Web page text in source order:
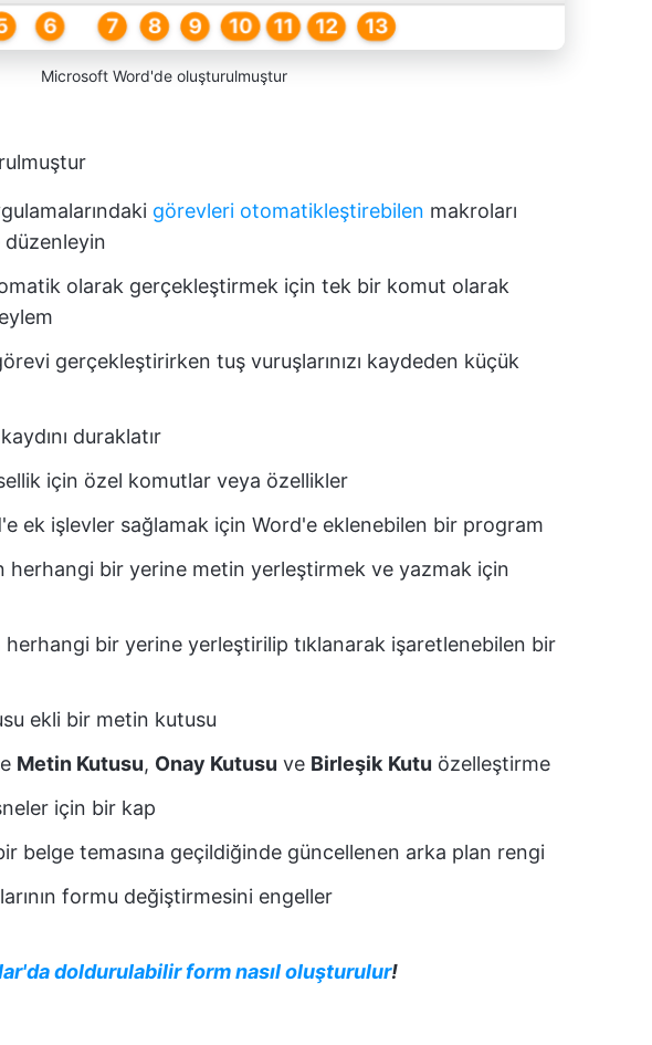
Microsoft Word'de oluşturulmuştur
görevleri otomatikleştirebilen makroları
olarak gerçekleştirmek için tek bir komut olarak
gerçekleştirirken tuş vuruşlarınızı kaydeden küçük
duraklatır
için özel komutlar veya özellikler
ek işlevler sağlamak için Word'e eklenebilen bir program
herhangi bir yerine metin yerleştirmek ve yazmak için
herhangi bir yerine yerleştirilip tıklanarak işaretlenebilen bir
ekli bir metin kutusu
Metin Kutusu, Onay Kutusu ve Birleşik Kutu özelleştirme
için bir kap
belge temasına geçildiğinde güncellenen arka plan rengi
formu değiştirmesini engeller
doldurulabilir form nasıl oluşturulur!